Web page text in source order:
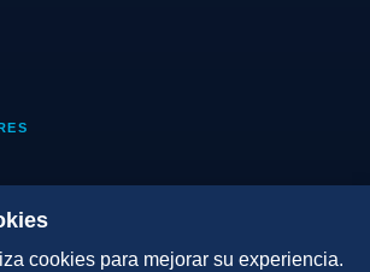
cookies para mejorar su experiencia.